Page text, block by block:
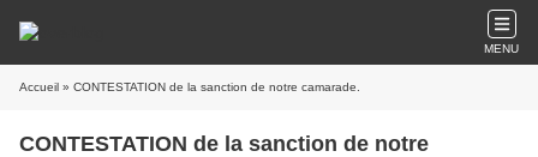
MENU
Accueil » CONTESTATION de la sanction de notre camarade.
CONTESTATION de la sanction de notre